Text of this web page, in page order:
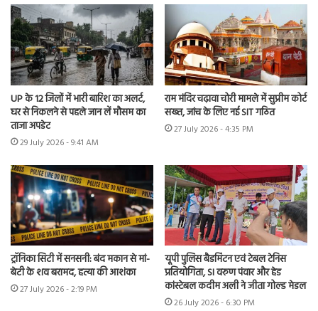
UP के 12 जिलों में भारी बारिश का अलर्ट,
घर से निकलने से पहले जान लें मौसम का
ताजा अपडेट
29 July 2026 - 9:41 AM
राम मंदिर चढ़ावा चोरी मामले में सुप्रीम कोर्ट
सख्त, जांच के लिए नई SIT गठित
27 July 2026 - 4:35 PM
ट्रॉनिका सिटी में सनसनी: बंद मकान से मां-
बेटी के शव बरामद, हत्या की आशंका
27 July 2026 - 2:19 PM
यूपी पुलिस बैडमिंटन एवं टेबल टेनिस
प्रतियोगिता, SI वरुण पंवार और हेड
कांस्टेबल कदीम अली ने जीता गोल्ड मेडल
26 July 2026 - 6:30 PM